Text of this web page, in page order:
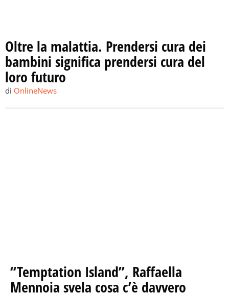
Oltre la malattia. Prendersi cura dei
bambini significa prendersi cura del
loro futuro
di OnlineNews
“Temptation Island”, Raffaella
Mennoia svela cosa c’è davvero